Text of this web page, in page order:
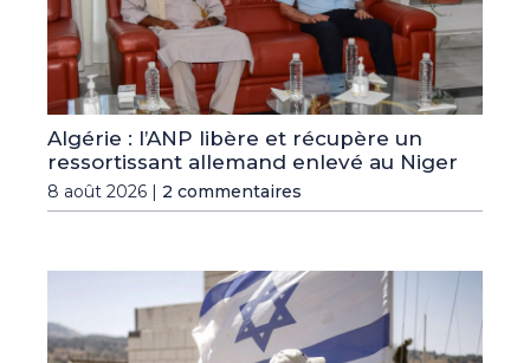
Algérie : l’ANP libère et récupère un
ressortissant allemand enlevé au Niger
8 août 2026 | 2 commentaires